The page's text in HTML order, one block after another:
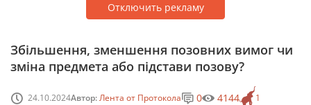
Отключить рекламу
Збільшення, зменшення позовних вимог чи
зміна предмета або підстави позову?
24.10.2024Автор:Лента от Протокола 1
0 4144